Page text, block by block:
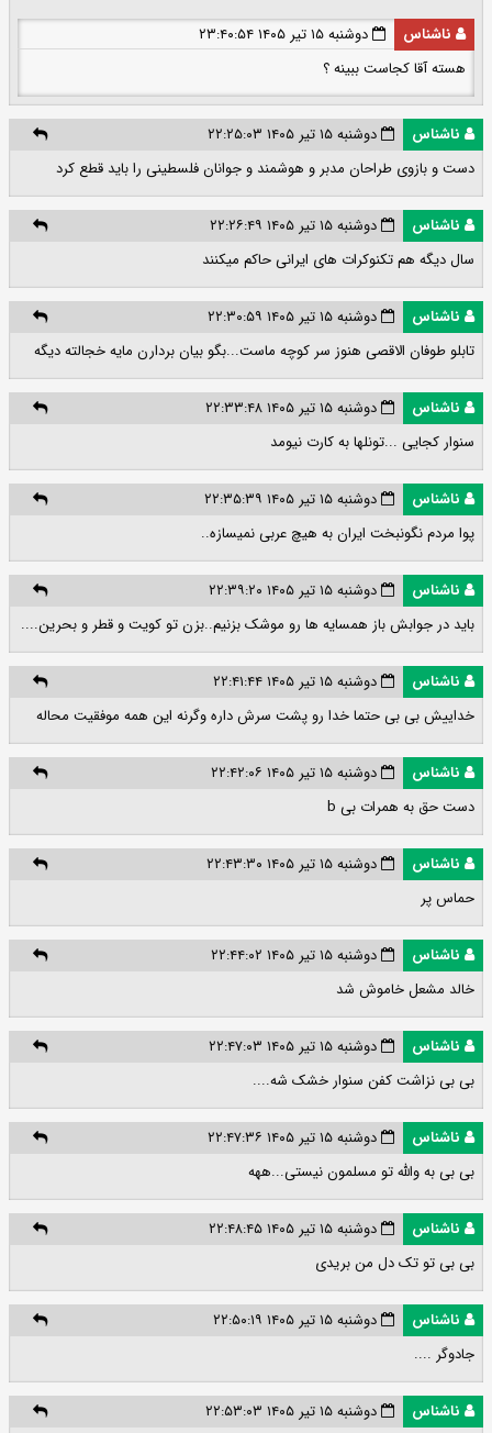
ناشناس
دوشنبه ۱۵ تیر ۱۴۰۵ ۲۳:۴۰:۵۴
هسته آقا کجاست ببینه ؟
ناشناس
دوشنبه ۱۵ تیر ۱۴۰۵ ۲۲:۲۵:۰۳
دست و بازوی طراحان مدبر و هوشمند و جوانان فلسطینی را باید قطع کرد
ناشناس
دوشنبه ۱۵ تیر ۱۴۰۵ ۲۲:۲۶:۴۹
سال دیگه هم تکنوکرات های ایرانی حاکم میکنند
ناشناس
دوشنبه ۱۵ تیر ۱۴۰۵ ۲۲:۳۰:۵۹
تابلو طوفان الاقصی هنوز سر کوچه ماست...بگو بیان بردارن مایه خجالته دیگه
ناشناس
دوشنبه ۱۵ تیر ۱۴۰۵ ۲۲:۳۳:۴۸
سنوار کجایی ...تونلها به کارت نیومد
ناشناس
دوشنبه ۱۵ تیر ۱۴۰۵ ۲۲:۳۵:۳۹
پوا مردم نگونبخت ایران به هیچ عربی نمیسازه..
ناشناس
دوشنبه ۱۵ تیر ۱۴۰۵ ۲۲:۳۹:۲۰
باید در جوابش باز همسایه ها رو موشک بزنیم..بزن تو کویت و قطر و بحرین....
ناشناس
دوشنبه ۱۵ تیر ۱۴۰۵ ۲۲:۴۱:۴۴
خداییش بی بی حتما خدا رو پشت سرش داره وگرنه این همه موفقیت محاله
ناشناس
دوشنبه ۱۵ تیر ۱۴۰۵ ۲۲:۴۲:۰۶
دست حق به همرات بی b
ناشناس
دوشنبه ۱۵ تیر ۱۴۰۵ ۲۲:۴۳:۳۰
حماس پر
ناشناس
دوشنبه ۱۵ تیر ۱۴۰۵ ۲۲:۴۴:۰۲
خالد مشعل خاموش شد
ناشناس
دوشنبه ۱۵ تیر ۱۴۰۵ ۲۲:۴۷:۰۳
بی بی نزاشت کفن سنوار خشک شه....
ناشناس
دوشنبه ۱۵ تیر ۱۴۰۵ ۲۲:۴۷:۳۶
بی بی به والله تو مسلمون نیستی...ههه
ناشناس
دوشنبه ۱۵ تیر ۱۴۰۵ ۲۲:۴۸:۴۵
بی بی تو تک دل من بریدی
ناشناس
دوشنبه ۱۵ تیر ۱۴۰۵ ۲۲:۵۰:۱۹
جادوگر ....
ناشناس
دوشنبه ۱۵ تیر ۱۴۰۵ ۲۲:۵۳:۰۳